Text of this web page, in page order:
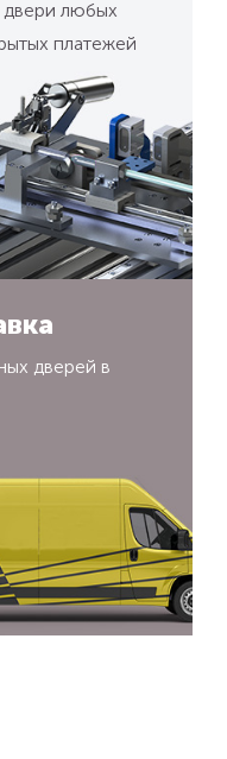
любых
платежей
дверей в